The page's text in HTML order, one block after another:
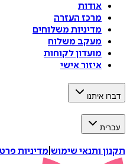
אודות
מרכז העזרה
מדיניות משלוחים
מעקב משלוח
מועדון לקוחות
איזור אישי
דברו איתנו
עברית
תקנון ותנאי שימוש מדיניות